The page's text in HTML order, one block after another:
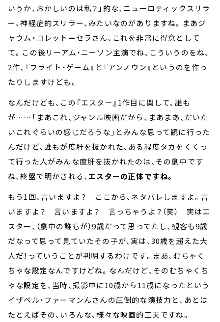
いうか、おかしいのは私？」的な、ニューロティックスリラ
ー、神経症的スリラー、みたいなのがありますね。まあジ
ャウム・コレット＝セラさん、これを非常に得意として
て。この後リーアム・ニーソン主演でね、こういうのをね、
2作、『フライト・ゲーム』と『アンノウン』というのを作っ
たりしますけども。
なんだけども、この『エスター』1作目に関して、誰も
が……「まあこれ、ジャンル映画だから、まあまあ、だいた
いこれぐらいの感じだろうな」とみんな思って観に行った
んだけど、誰もが度肝を抜かれた、ある程度タカをくくっ
て行った人がみんな度肝を抜かれたのは、その劇中です
ね、終盤で明かされる、エスターの正体ですね。
もう1回、言いますよ？ ここから、ネタバレしますよ。言
いますよ？ 言いますよ？ 言っちゃうよ？（笑） 実はエ
スター、（劇中の誰もが）9歳だって思ってたし、観客も9歳
だなって思って見ていたその子が、実は、30歳を超えた大
人だ！っていうことが判明するわけです。まあ、むちゃく
ちゃな設定なんですけどね。なんだけど、そのむちゃくち
ゃな設定を、当時、撮影中に10歳から11歳になったという
イザベル・ファーマンんさんの圧倒的な演技力と、あとは
たとえばその、いろんな、様々な映画的工夫ですね。